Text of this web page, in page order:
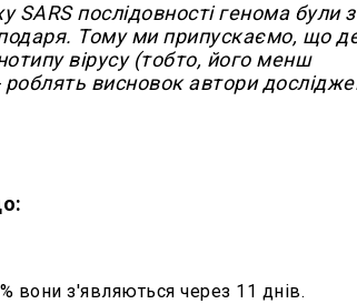
послідовності генома були з
Тому ми припускаємо, що
вірусу (тобто, його менш
висновок автори
вони з'являються через 11 днів.